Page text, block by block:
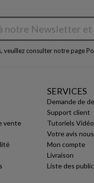
veuillez consulter notre page
vente
SERVICES
Demande de
Support client
Tutoriels
Votre avis
Mon compte
Livraison
Liste des